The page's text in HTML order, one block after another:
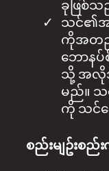
ခုဖြစ်သ
သင်၏အ
ကိုအတည်ပ
ဘောန
သို့ အလို
မည်။
ကို သင်
စည်းမျဥ်းစည်း